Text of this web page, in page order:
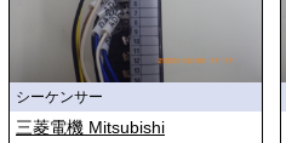
シーケンサー
三菱電機 Mitsubishi